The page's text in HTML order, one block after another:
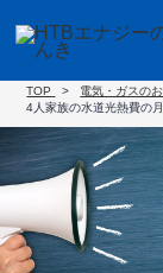
TOP 電気・ガスの
4人家族の水道光熱費の